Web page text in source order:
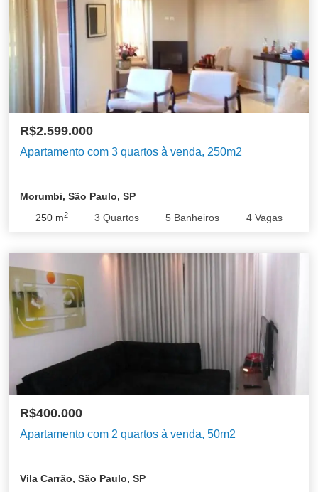
R$2.599.000
Apartamento com 3 quartos à venda, 250m2
Morumbi, São Paulo, SP
250 m2 3 Quartos 5 Banheiros 4Vagas
R$400.000
Apartamento com 2 quartos à venda, 50m2
Vila Carrão, São Paulo, SP